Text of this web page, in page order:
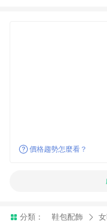
價格趨勢怎麼看？
分類： 鞋包配飾